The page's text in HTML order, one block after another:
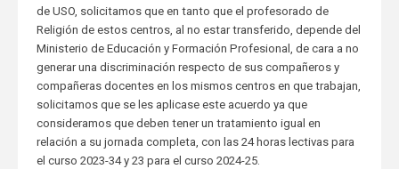
de USO, solicitamos que en tanto que el profesorado de
Religión de estos centros, al no estar transferido, depende del
Ministerio de Educación y Formación Profesional, de cara a no
generar una discriminación respecto de sus compañeros y
compañeras docentes en los mismos centros en que trabajan,
solicitamos que se les aplicase este acuerdo ya que
consideramos que deben tener un tratamiento igual en
relación a su jornada completa, con las 24 horas lectivas para
el curso 2023-34 y 23 para el curso 2024-25.